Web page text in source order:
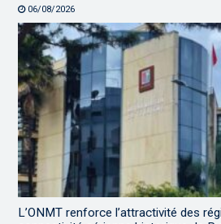
06/08/2026
L’ONMT renforce l’attractivité des